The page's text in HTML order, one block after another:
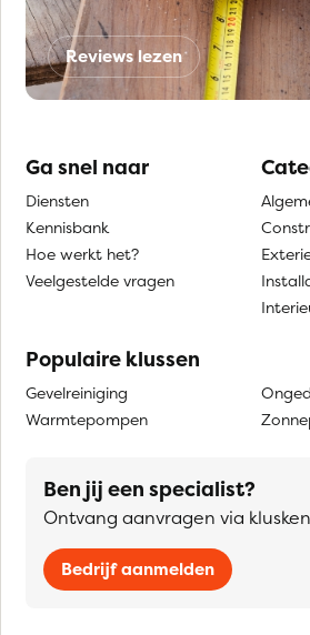
Reviews lezen
Ga snel naar
Diensten
Kennisbank
Hoe werkt het?
Veelgestelde vragen
Populaire klussen
Gevelreiniging
Warmtepompen
Ben jij een specialist?
Ontvang aanvragen via
Bedrijf aanmelden